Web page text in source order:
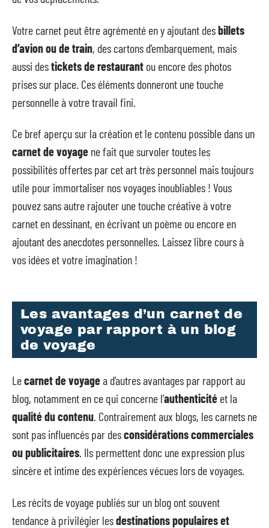
Votre carnet peut être agrémenté en y ajoutant desbillets
d’avion ou de train, des cartons d’embarquement, mais
aussi destickets de restaurant ou encore des photos
prises sur place. Ces éléments donneront une touche
personnelle à votre travail fini.
Ce bref aperçu sur la création et le contenu possible dans un
carnet de voyage ne fait que survoler toutes les
possibilités offertes par cet art très personnel mais toujours
utile pour immortaliser nos voyages inoubliables ! Vous
pouvez sans autre rajouter une touche créative à votre
carnet en dessinant, en écrivant un poème ou encore en
ajoutant des anecdotes personnelles. Laissez libre cours à
vos idées et votre imagination !
Les avantages d’un carnet de
voyage par rapport à un blog
de voyage
Lecarnet de voyagea d’autres avantages par rapport au
blog, notamment en ce qui concerne l’authenticité et la
qualité du contenu. Contrairement aux blogs, les carnets ne
sont pas influencés par desconsidérations commerciales
ou publicitaires. Ils permettent donc une expression plus
sincère et intime des expériences vécues lors de voyages.
Les récits de voyage publiés sur un blog ont souvent
tendance à privilégier lesdestinations populaires et